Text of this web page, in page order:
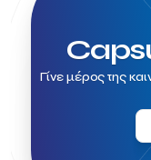
Γίνε μέρος της